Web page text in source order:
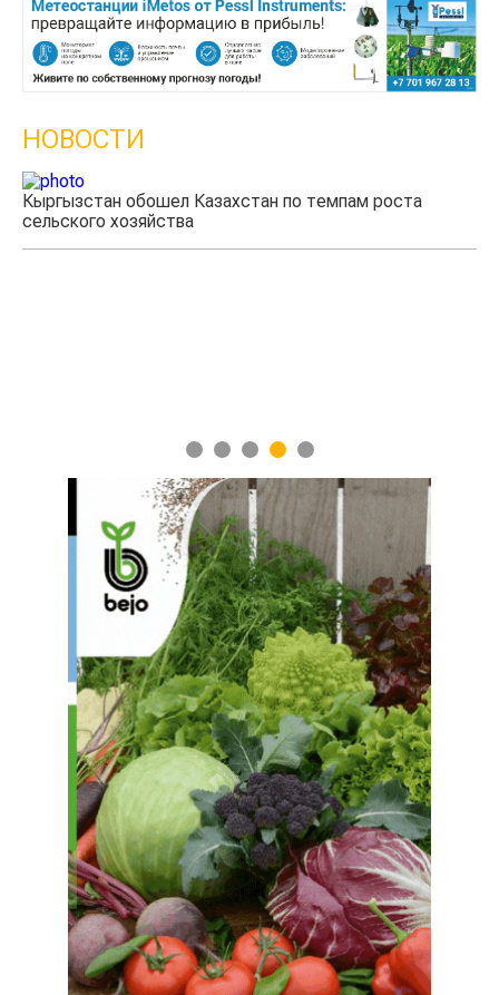
НОВОСТИ
Кыргызстан обошел Казахстан по темпам роста
сельского хозяйства
1 2 3 4 5